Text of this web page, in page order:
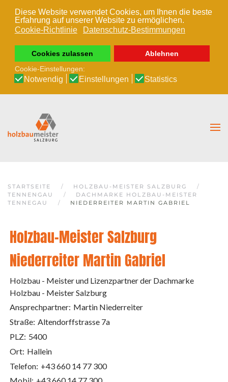
Diese Website verwendet Cookies, um Ihnen die beste
Erfahrung auf unserer Website zu ermöglichen.
Cookie-Richtlinie
Datenschutz-Bestimmungen
Cookies zulassen
Ablehnen
Cookie-Einstellungen:
Notwendig Einstellungen Statistics
Zum Hauptinhalt springen
STARTSEITE
HOLZBAU-MEISTER SALZBURG
TENNENGAU
DACHMARKE HOLZBAU-MEISTER
TENNEGAU
NIEDERREITER MARTIN GABRIEL
Holzbau-Meister Salzburg
Niederreiter Martin Gabriel
Holzbau - Meister und Lizenzpartner der Dachmarke
Holzbau - Meister Salzburg
Ansprechpartner: Martin Niederreiter
Straße: Altendorffstrasse 7a
PLZ: 5400
Ort: Hallein
Telefon: +43 660 14 77 300